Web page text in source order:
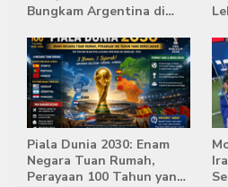
Bungkam Argentina di
Piala Dunia 2030: Enam
Negara Tuan Rumah,
Perayaan 100 Tahun yang